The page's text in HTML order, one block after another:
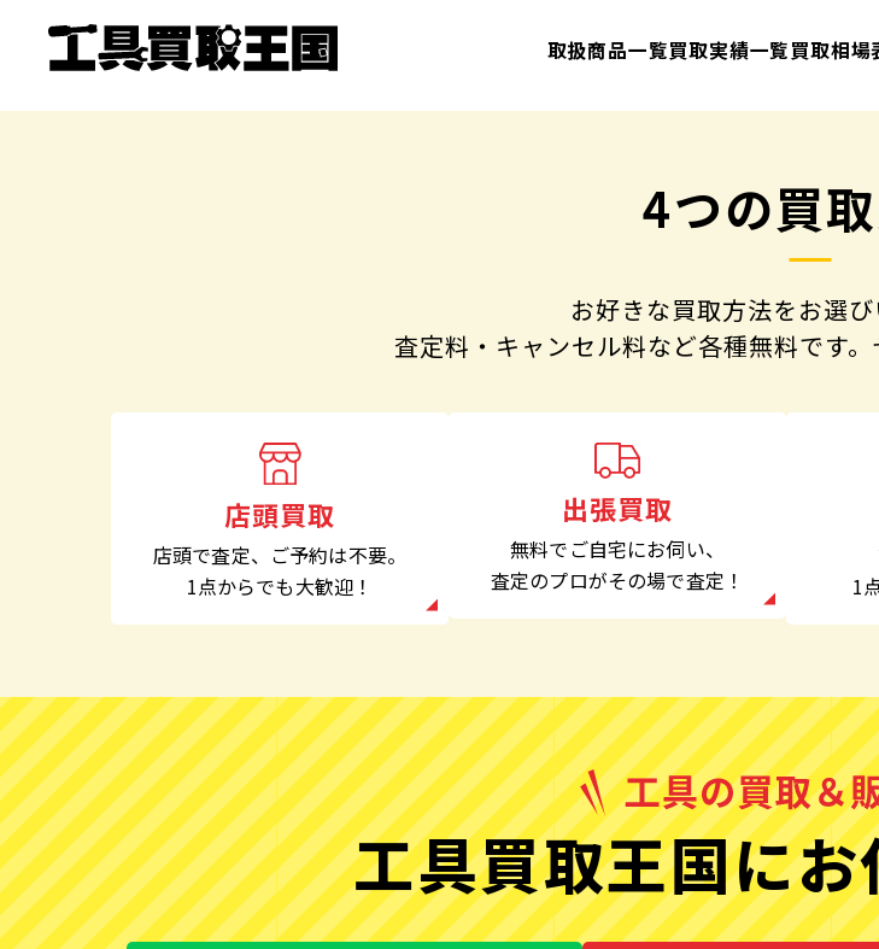
取扱商品一覧買取実績一覧買取相場
4つの買
お好きな買取方法をお選び
査定料・キャンセル料など各種無料です。
店頭買取
店頭で査定、 ご予約は不要。
1点からでも大歓迎！
出張買取
無料でご自宅にお伺い、
査定のプロがその場で査定！
1
工具買取王国に